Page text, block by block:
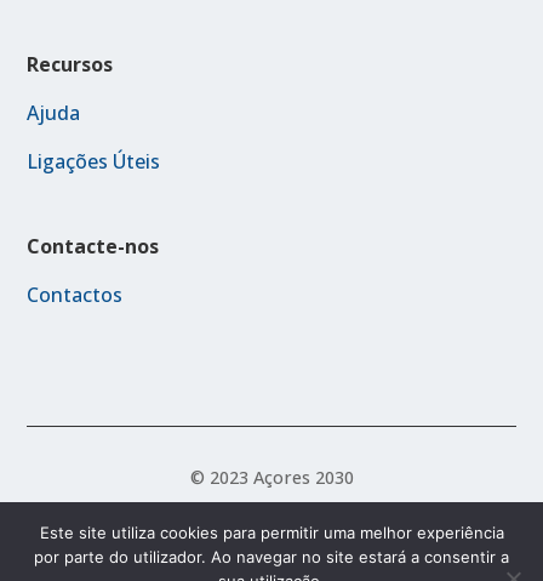
Recursos
Ajuda
Ligações Úteis
Contacte-nos
Contactos
© 2023 Açores 2030
Política de Acessibilidade Política de Privacidade
Este site utiliza cookies para permitir uma melhor experiência
por parte do utilizador. Ao navegar no site estará a consentir a